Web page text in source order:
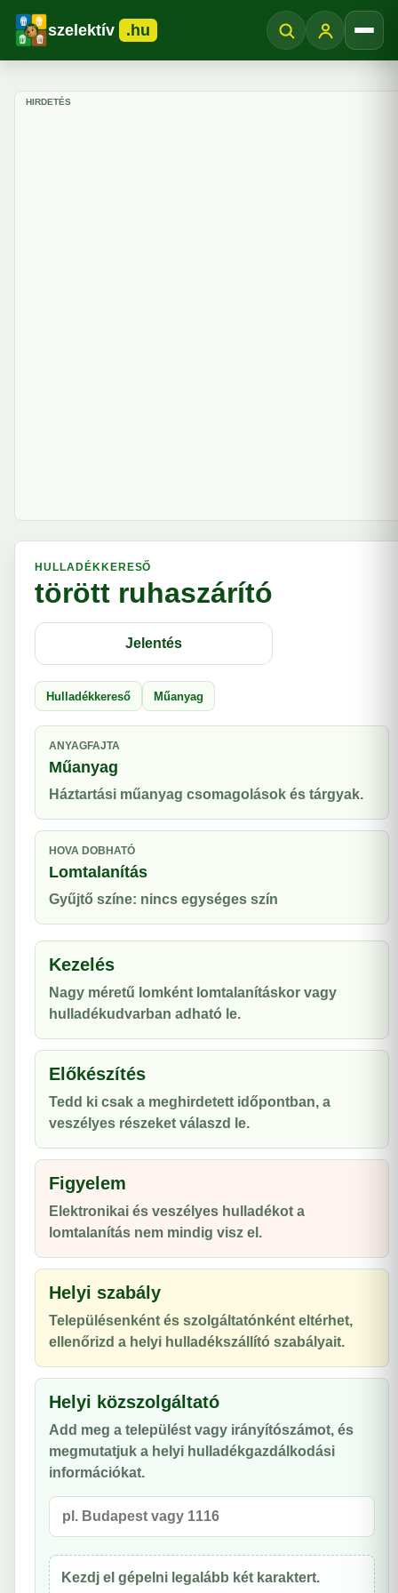
szelektív .hu
HIRDETÉS
HULLADÉKKERESŐ
törött ruhaszárító
Jelentés
Hulladékkereső Műanyag
ANYAGFAJTA
Műanyag
Háztartási műanyag csomagolások és tárgyak.
HOVA DOBHATÓ
Lomtalanítás
Gyűjtő színe: nincs egységes szín
Kezelés
Nagy méretű lomként lomtalanításkor vagy
hulladékudvarban adható le.
Előkészítés
Tedd ki csak a meghirdetett időpontban, a
veszélyes részeket válaszd le.
Figyelem
Elektronikai és veszélyes hulladékot a
lomtalanítás nem mindig visz el.
Helyi szabály
Településenként és szolgáltatónként eltérhet,
ellenőrizd a helyi hulladékszállító szabályait.
Helyi közszolgáltató
Add meg a települést vagy irányítószámot, és
megmutatjuk a helyi hulladékgazdálkodási
információkat.
Kezdj el gépelni legalább két karaktert.